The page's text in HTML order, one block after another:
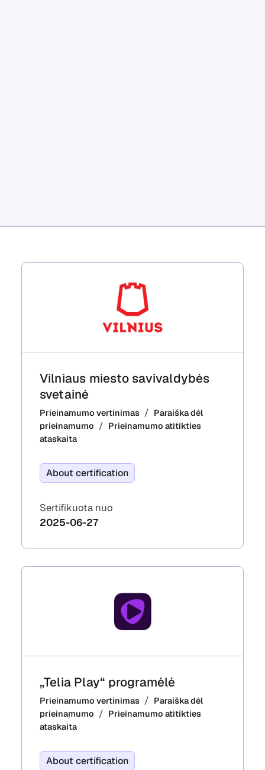
Vilniaus miesto savivaldybės
svetainė
Prieinamumo vertinimas
Paraiška dėl
prieinamumo
Prieinamumo atitikties
ataskaita
About certification
Sertifikuota nuo
2025-06-27
„Telia Play“ programėlė
Prieinamumo vertinimas
Paraiška dėl
prieinamumo
Prieinamumo atitikties
ataskaita
About certification